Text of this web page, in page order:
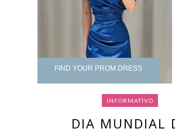
FIND YOUR PROM DRESS
INFORMATIVO
DIA MUNDIAL